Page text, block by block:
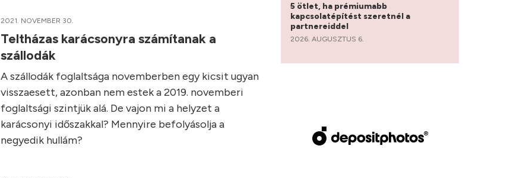
2021. NOVEMBER 30.
Teltházas karácsonyra számítanak a
szállodák
A szállodák foglaltsága novemberben egy kicsit ugyan
visszaesett, azonban nem estek a 2019. novemberi
foglaltsági szintjük alá. De vajon mi a helyzet a
karácsonyi időszakkal? Mennyire befolyásolja a
negyedik hullám?
5 ötlet, ha prémiumabb
kapcsolatépítést szeretnél a
partnereiddel
2026. AUGUSZTUS 6.